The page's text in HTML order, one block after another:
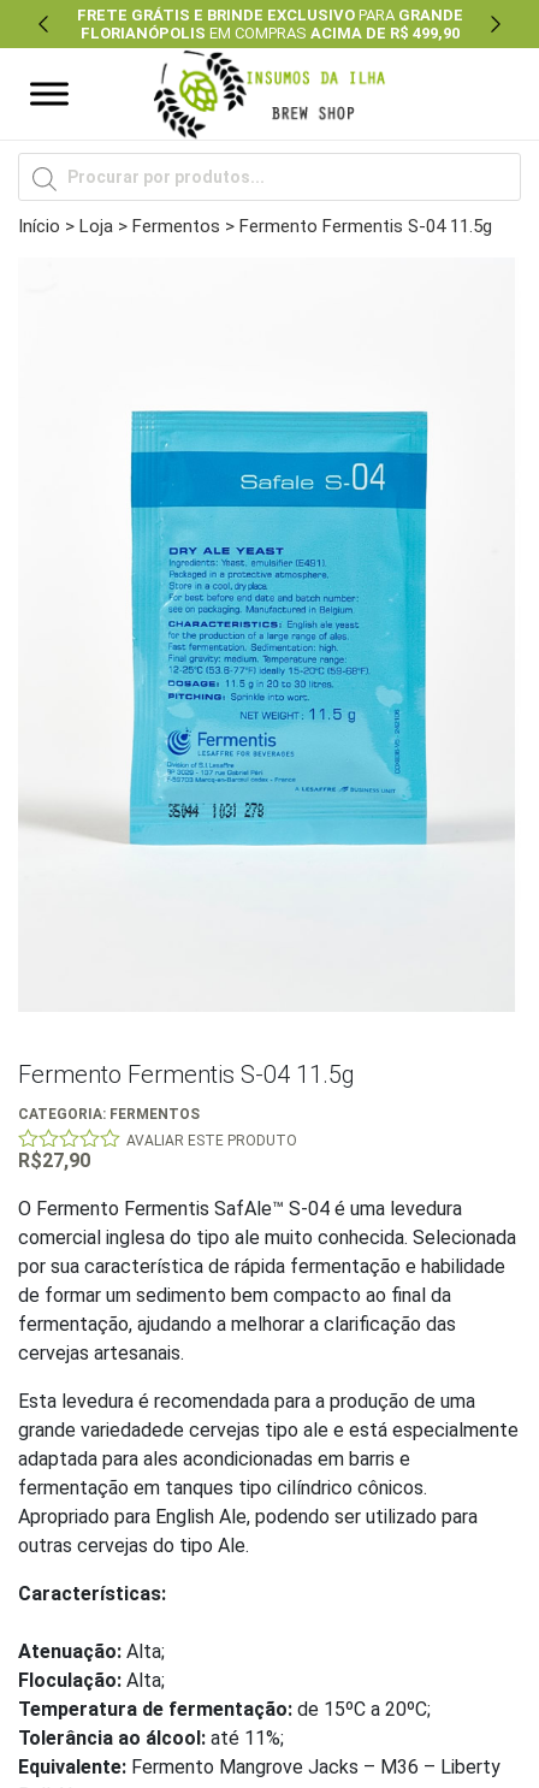
FRETE GRÁTIS E BRINDE EXCLUSIVOPARA GRANDE
FLORIANÓPOLIS EM COMPRAS ACIMA DE R$ 499,90
Previous Next
Pesquisar
produtos
Início > Loja > Fermentos > Fermento Fermentis S-04 11.5g
Fermento Fermentis S-04 11.5g
CATEGORIA: FERMENTOS
0
of
5
AVALIAR ESTE PRODUTO
R$27,90
O Fermento Fermentis SafAle™ S-04 é uma levedura
comercial inglesa do tipo ale muito conhecida. Selecionada
por sua característica de rápida fermentação e habilidade
de formar um sedimento bem compacto ao final da
fermentação, ajudando a melhorar a clarificação das
cervejas artesanais.
Esta levedura é recomendada para a produção de uma
grande variedadede cervejas tipo ale e está especialmente
adaptada para ales acondicionadas em barris e
fermentação em tanques tipo cilíndrico cônicos.
Apropriado para English Ale, podendo ser utilizado para
outras cervejas do tipo Ale.
Características:
Atenuação: Alta;
Floculação: Alta;
Temperatura de fermentação: de 15ºC a 20ºC;
Tolerância ao álcool: até 11%;
Equivalente: Fermento Mangrove Jacks – M36 – Liberty